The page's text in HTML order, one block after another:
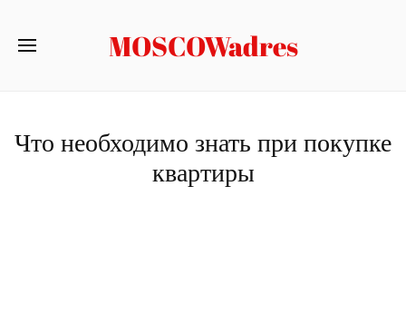
MOSCOWadres
Что необходимо знать при покупке
квартиры